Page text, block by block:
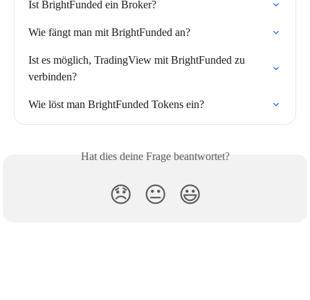
Ist BrightFunded ein Broker?
Wie fängt man mit BrightFunded an?
Ist es möglich, TradingView mit BrightFunded zu
verbinden?
Wie löst man BrightFunded Tokens ein?
Hat dies deine Frage beantwortet?
😞 😐 😃